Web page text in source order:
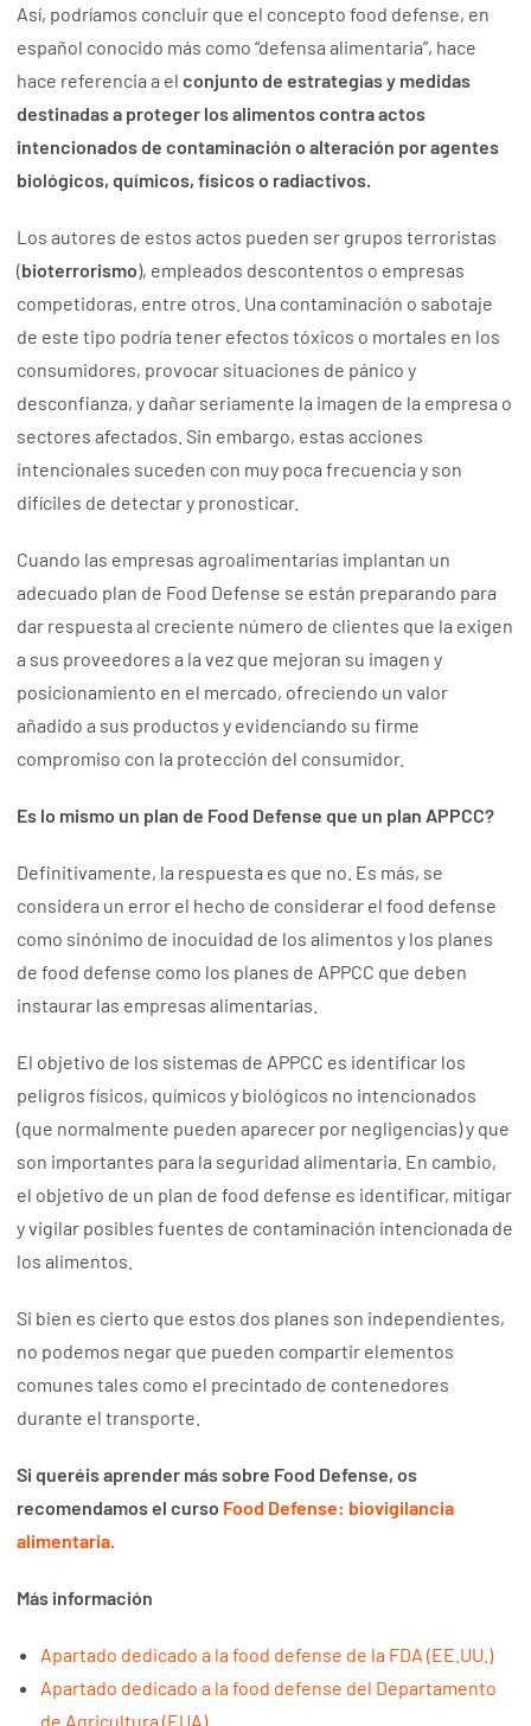
Así, podríamos concluir que el concepto food defense, en
español conocido más como “defensa alimentaria”, hace
hace referencia a elconjunto de estrategias y medidas
destinadas a proteger los alimentos contra actos
intencionados de contaminación o alteración por agentes
biológicos, químicos, físicos o radiactivos.
Los autores de estos actos pueden ser grupos terroristas
(bioterrorismo), empleados descontentos o empresas
competidoras, entre otros. Una contaminación o sabotaje
de este tipo podría tener efectos tóxicos o mortales en los
consumidores, provocar situaciones de pánico y
desconfianza, y dañar seriamente la imagen de la empresa o
sectores afectados. Sin embargo, estas acciones
intencionales suceden con muy poca frecuencia y son
difíciles de detectar y pronosticar.
Cuando las empresas agroalimentarias implantan un
adecuado plan de Food Defense se están preparando para
dar respuesta al creciente número de clientes que la exigen
a sus proveedores a la vez que mejoran su imagen y
posicionamiento en el mercado, ofreciendo un valor
añadido a sus productos y evidenciando su firme
compromiso con la protección del consumidor.
Es lo mismo un plan de Food Defense que un plan APPCC?
Definitivamente, la respuesta es que no. Es más, se
considera un error el hecho de considerar el food defense
como sinónimo de inocuidad de los alimentos y los planes
de food defense como los planes de APPCC que deben
instaurar las empresas alimentarias.
El objetivo de los sistemas de APPCC es identificar los
peligros físicos, químicos y biológicos no intencionados
(que normalmente pueden aparecer por negligencias) y que
son importantes para la seguridad alimentaria. En cambio,
el objetivo de un plan de food defense es identificar, mitigar
y vigilar posibles fuentes de contaminación intencionada de
los alimentos.
Si bien es cierto que estos dos planes son independientes,
no podemos negar que pueden compartir elementos
comunes tales como el precintado de contenedores
durante el transporte.
Si queréis aprender más sobre Food Defense, os
recomendamos el curso Food Defense: biovigilancia
alimentaria.
Más información
Apartado dedicado a la food defense de la FDA (EE.UU.)
Apartado dedicado a la food defense del Departamento
de Agricultura (EUA)